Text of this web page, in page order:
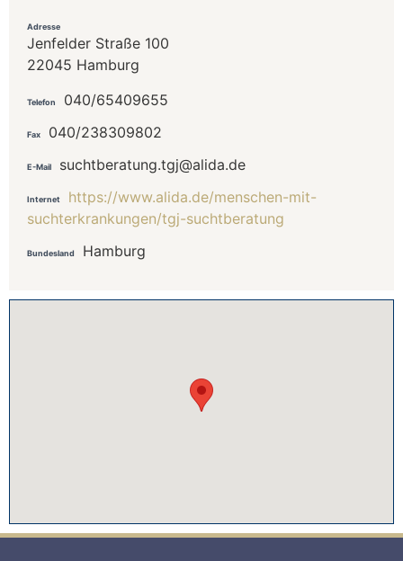
Adresse
Jenfelder Straße 100
22045 Hamburg
Telefon 040/65409655
Fax 040/238309802
E-Mail suchtberatung.tgj@alida.de
Internet
https://www.alida.de/menschen-mit-
suchterkrankungen/tgj-suchtberatung
Bundesland Hamburg